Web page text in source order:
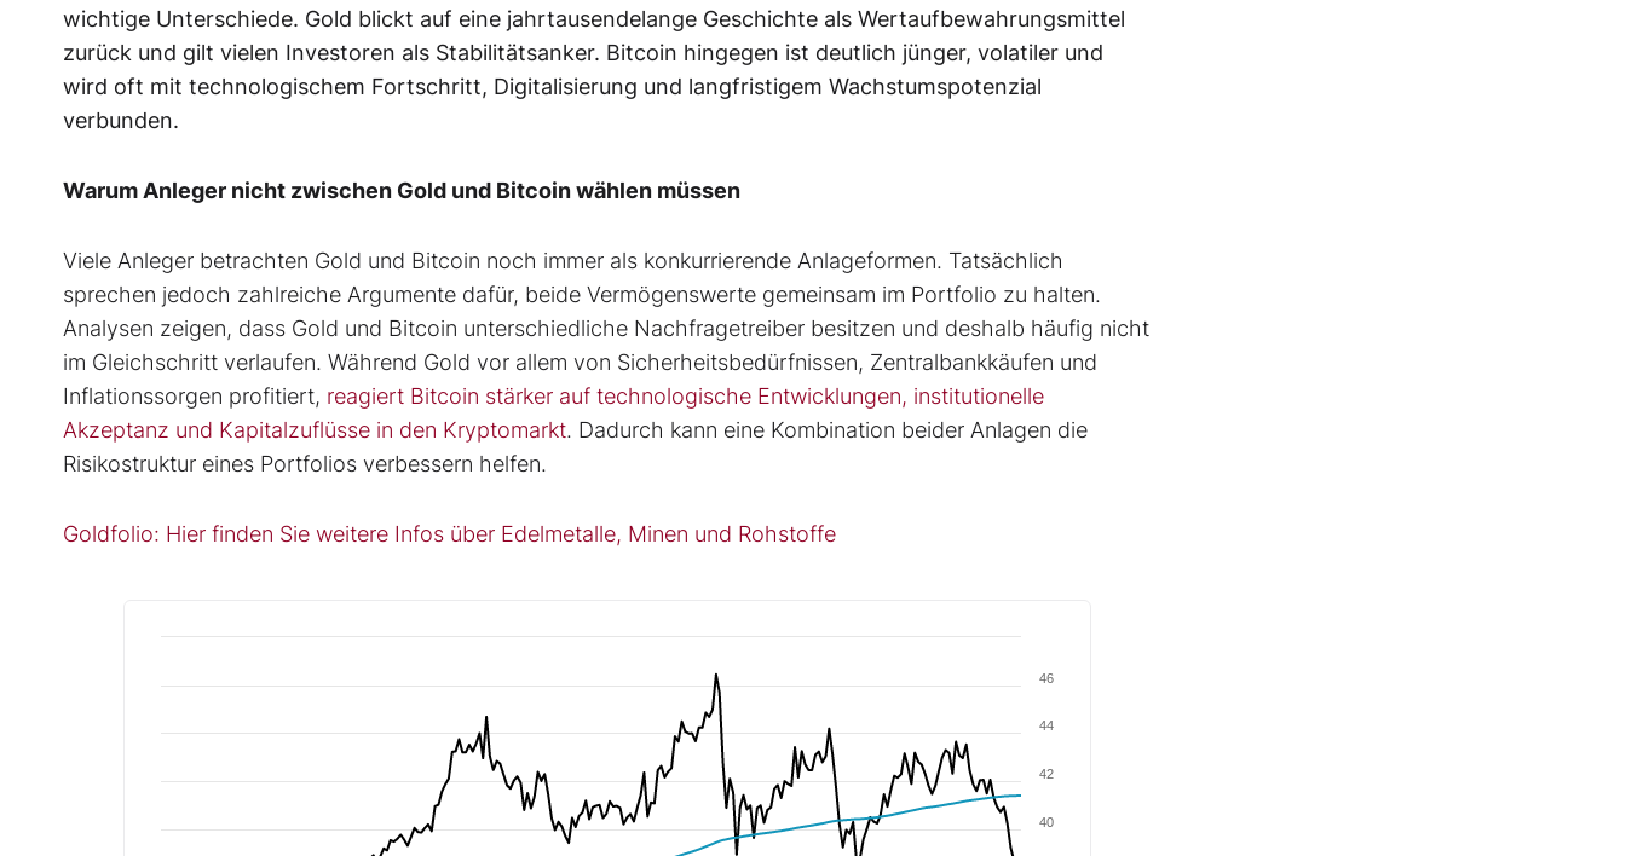
wichtige Unterschiede. Gold blickt auf eine jahrtausendelange Geschichte als Wertaufbewahrungsmittel
zurück und gilt vielen Investoren als Stabilitätsanker. Bitcoin hingegen ist deutlich jünger, volatiler und
wird oft mit technologischem Fortschritt, Digitalisierung und langfristigem Wachstumspotenzial
verbunden.
Warum Anleger nicht zwischen Gold und Bitcoin wählen müssen
Viele Anleger betrachten Gold und Bitcoin noch immer als konkurrierende Anlageformen. Tatsächlich
sprechen jedoch zahlreiche Argumente dafür, beide Vermögenswerte gemeinsam im Portfolio zu halten.
Analysen zeigen, dass Gold und Bitcoin unterschiedliche Nachfragetreiber besitzen und deshalb häufig nicht
im Gleichschritt verlaufen. Während Gold vor allem von Sicherheitsbedürfnissen, Zentralbankkäufen und
Inflationssorgen profitiert, reagiert Bitcoin stärker auf technologische Entwicklungen, institutionelle
Akzeptanz und Kapitalzuflüsse in den Kryptomarkt. Dadurch kann eine Kombination beider Anlagen die
Risikostruktur eines Portfolios verbessern helfen.
Goldfolio: Hier finden Sie weitere Infos über Edelmetalle, Minen und Rohstoffe
40
42
44
46